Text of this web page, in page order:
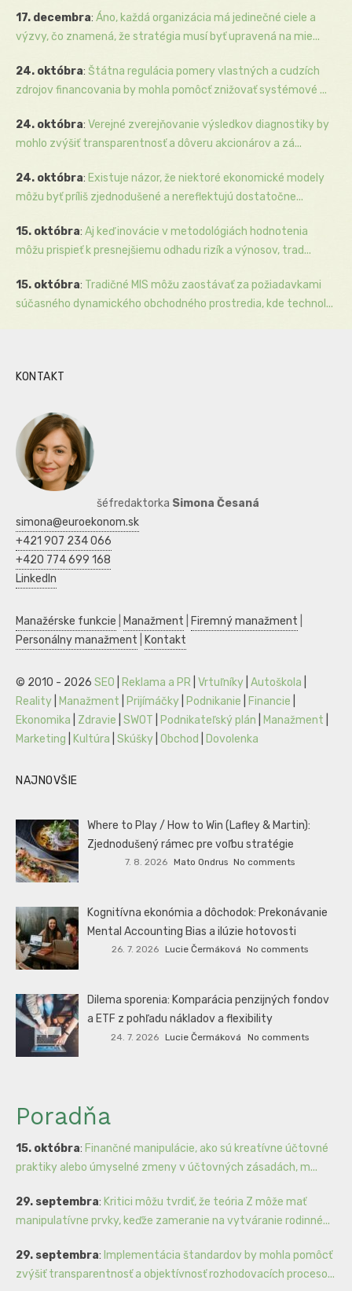
17. decembra: Áno, každá organizácia má jedinečné ciele a
výzvy, čo znamená, že stratégia musí byť upravená na mie...
24. októbra: Štátna regulácia pomery vlastných a cudzích
zdrojov financovania by mohla pomôcť znižovať systémové ...
24. októbra: Verejné zverejňovanie výsledkov diagnostiky by
mohlo zvýšiť transparentnosť a dôveru akcionárov a zá...
24. októbra: Existuje názor, že niektoré ekonomické modely
môžu byť príliš zjednodušené a nereflektujú dostatočne...
15. októbra: Aj keď inovácie v metodológiách hodnotenia
môžu prispieť k presnejšiemu odhadu rizík a výnosov, trad...
15. októbra: Tradičné MIS môžu zaostávať za požiadavkami
súčasného dynamického obchodného prostredia, kde technol...
KONTAKT
šéfredaktorka Simona Česaná
simona@euroekonom.sk
+421 907 234 066
+420 774 699 168
LinkedIn
Manažérske funkcie Manažment Firemný manažment
Personálny manažment
Kontakt
© 2010 - 2026 SEO Reklama a PR Vrtuľníky Autoškola
Reality
Manažment Prijímáčky Podnikanie Financie
Ekonomika
Zdravie SWOT Podnikateľský plán Manažment
Marketing
Kultúra Skúšky Obchod Dovolenka
NAJNOVŠIE
Where to Play / How to Win (Lafley & Martin):
Zjednodušený rámec pre voľbu stratégie
7. 8. 2026 Mato Ondrus No comments
Kognitívna ekonómia a dôchodok: Prekonávanie
Mental Accounting Bias a ilúzie hotovosti
26. 7. 2026 Lucie Čermáková No comments
Dilema sporenia: Komparácia penzijných fondov
a ETF z pohľadu nákladov a flexibility
24. 7. 2026 Lucie Čermáková No comments
Poradňa
15. októbra: Finančné manipulácie, ako sú kreatívne účtovné
praktiky alebo úmyselné zmeny v účtovných zásadách, m...
29. septembra: Kritici môžu tvrdiť, že teória Z môže mať
manipulatívne prvky, keďže zameranie na vytváranie rodinné...
29. septembra: Implementácia štandardov by mohla pomôcť
zvýšiť transparentnosť a objektívnosť rozhodovacích proceso...